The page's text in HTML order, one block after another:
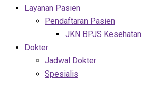
Layanan Pasien
Pendaftaran Pasien
JKN BPJS Kesehatan
Dokter
Jadwal Dokter
Spesialis